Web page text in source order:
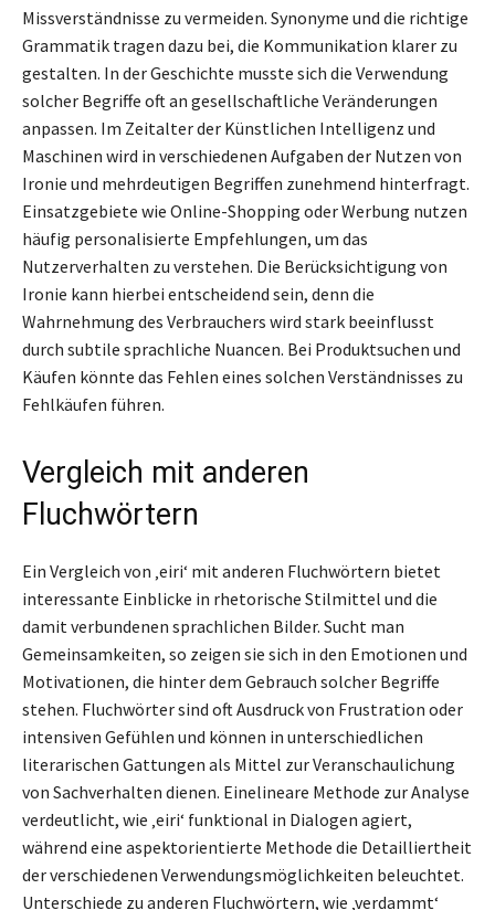
Missverständnisse zu vermeiden. Synonyme und die richtige
Grammatik tragen dazu bei, die Kommunikation klarer zu
gestalten. In der Geschichte musste sich die Verwendung
solcher Begriffe oft an gesellschaftliche Veränderungen
anpassen. Im Zeitalter der Künstlichen Intelligenz und
Maschinen wird in verschiedenen Aufgaben der Nutzen von
Ironie und mehrdeutigen Begriffen zunehmend hinterfragt.
Einsatzgebiete wie Online-Shopping oder Werbung nutzen
häufig personalisierte Empfehlungen, um das
Nutzerverhalten zu verstehen. Die Berücksichtigung von
Ironie kann hierbei entscheidend sein, denn die
Wahrnehmung des Verbrauchers wird stark beeinflusst
durch subtile sprachliche Nuancen. Bei Produktsuchen und
Käufen könnte das Fehlen eines solchen Verständnisses zu
Fehlkäufen führen.
Vergleich mit anderen
Fluchwörtern
Ein Vergleich von ‚eiri‘ mit anderen Fluchwörtern bietet
interessante Einblicke in rhetorische Stilmittel und die
damit verbundenen sprachlichen Bilder. Sucht man
Gemeinsamkeiten, so zeigen sie sich in den Emotionen und
Motivationen, die hinter dem Gebrauch solcher Begriffe
stehen. Fluchwörter sind oft Ausdruck von Frustration oder
intensiven Gefühlen und können in unterschiedlichen
literarischen Gattungen als Mittel zur Veranschaulichung
von Sachverhalten dienen. Einelineare Methode zur Analyse
verdeutlicht, wie ‚eiri‘ funktional in Dialogen agiert,
während eine aspektorientierte Methode die Detailliertheit
der verschiedenen Verwendungsmöglichkeiten beleuchtet.
Unterschiede zu anderen Fluchwörtern, wie ‚verdammt‘